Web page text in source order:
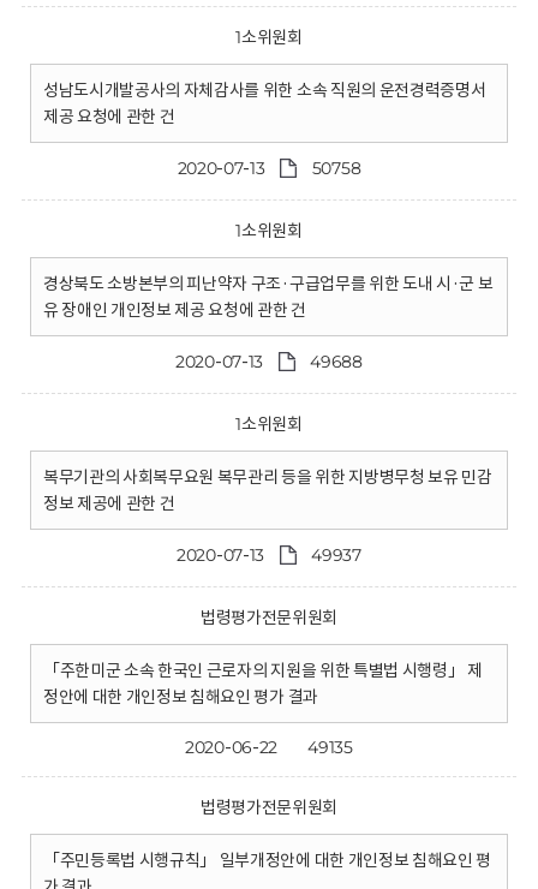
1소위원회
성남도시개발공사의 자체감사를 위한 소속 직원의 운전경력증명서
제공 요청에 관한 건
2020-07-13 50758
1소위원회
경상북도 소방본부의 피난약자 구조·구급업무를 위한 도내 시·군 보
유 장애인 개인정보 제공 요청에 관한 건
2020-07-13 49688
1소위원회
복무기관의 사회복무요원 복무관리 등을 위한 지방병무청 보유 민감
정보 제공에 관한 건
2020-07-13 49937
법령평가전문위원회
「주한미군 소속 한국인 근로자의 지원을 위한 특별법 시행령」 제
정안에 대한 개인정보 침해요인 평가 결과
2020-06-22 49135
법령평가전문위원회
「주민등록법 시행규칙」 일부개정안에 대한 개인정보 침해요인 평